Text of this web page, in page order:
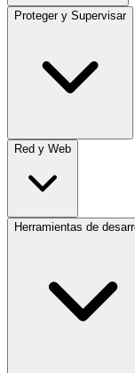
Proteger y Supervisar
Red y Web
Herramientas de